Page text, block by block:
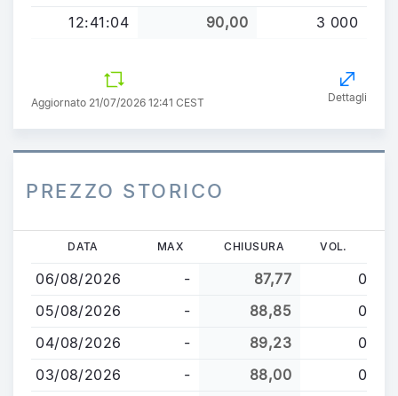
12:41:04 90,00 3 000
Aggiornato 21/07/2026 12:41 CEST Dettagli
PREZZO STORICO
contenuto
principale
DATA MAX CHIUSURA VOL.
06/08/2026 - 87,77
0
05/08/2026
- 88,85
0
04/08/2026
- 89,23
0
03/08/2026
- 88,00
0